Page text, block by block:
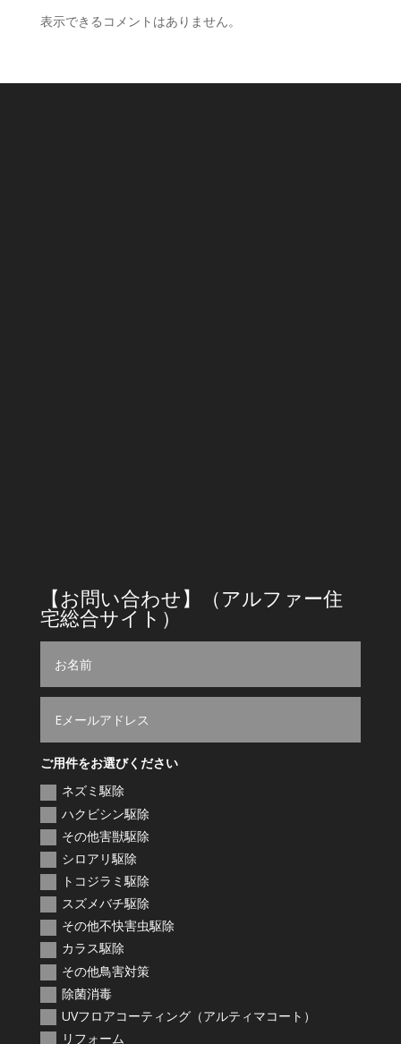
表示できるコメントはありません。
【お問い合わせ】（アルファー住
宅総合サイト）
ご用件をお選びください
ネズミ駆除
ハクビシン駆除
その他害獣駆除
シロアリ駆除
トコジラミ駆除
スズメバチ駆除
その他不快害虫駆除
カラス駆除
その他鳥害対策
除菌消毒
UVフロアコーティング（アルティマコート）
リフォーム